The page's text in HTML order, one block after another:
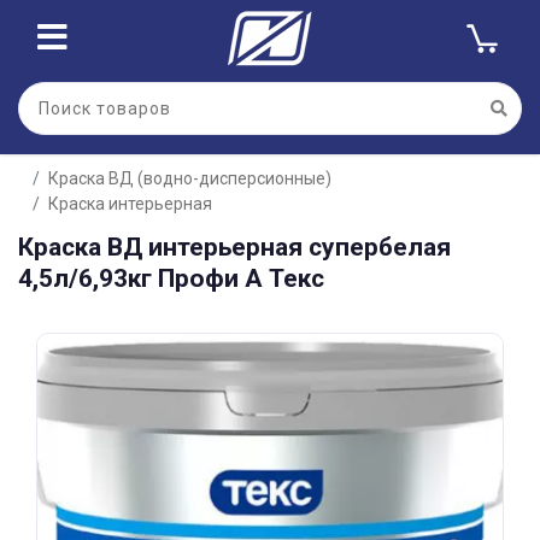
Краска ВД (водно-дисперсионные)
Краска интерьерная
Краска ВД интерьерная супербелая
4,5л/6,93кг Профи А Текс
Для клиентов всех банков
Разбейте
оплату на части
без переплат
График платежей
25